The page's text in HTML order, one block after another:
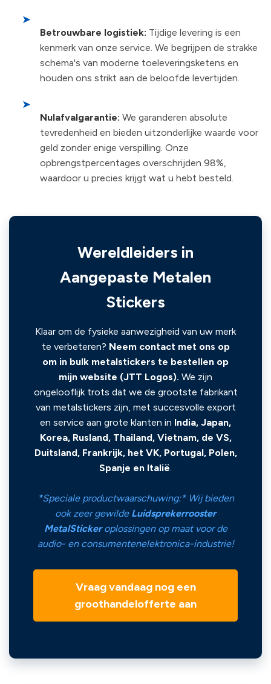
➤
Betrouwbare logistiek: Tijdige levering is een
kenmerk van onze service. We begrijpen de strakke
schema's van moderne toeleveringsketens en
houden ons strikt aan de beloofde levertijden.
➤
Nulafvalgarantie: We garanderen absolute
tevredenheid en bieden uitzonderlijke waarde voor
geld zonder enige verspilling. Onze
opbrengstpercentages overschrijden 98%,
waardoor u precies krijgt wat u hebt besteld.
Wereldleiders in
Aangepaste Metalen
Stickers
Klaar om de fysieke aanwezigheid van uw merk
te verbeteren? Neem contact met ons op
om in bulk metalstickers te bestellen op
mijn website (JTT Logos). We zijn
ongelooflijk trots dat we de grootste fabrikant
van metalstickers zijn, met succesvolle export
en service aan grote klanten in India, Japan,
Korea, Rusland, Thailand, Vietnam, de VS,
Duitsland, Frankrijk, het VK, Portugal, Polen,
Spanje en Italië
*Speciale productwaarschuwing:* Wij bieden
ook zeer gewilde Luidsprekerrooster
MetalStickeroplossingen op maat voor de
audio- en consumentenelektronica-industrie!
Vraag vandaag nog een
groothandelofferte aan